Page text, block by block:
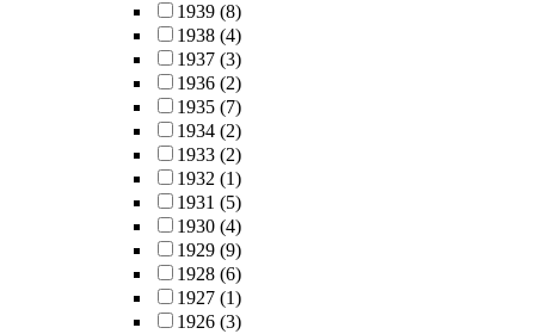
1939 (8)
1938 (4)
1937 (3)
1936 (2)
1935 (7)
1934 (2)
1933 (2)
1932 (1)
1931 (5)
1930 (4)
1929 (9)
1928 (6)
1927 (1)
1926 (3)